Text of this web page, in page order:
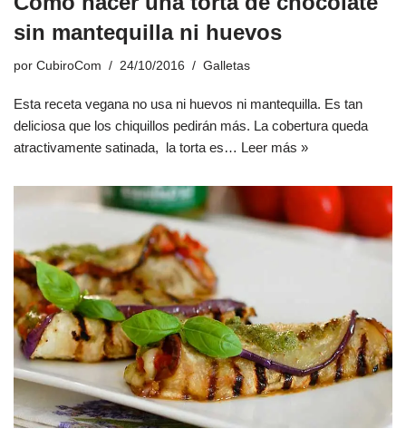
sin mantequilla ni huevos
por CubiroCom 24/10/2016 Galletas
Esta receta vegana no usa ni huevos ni mantequilla. Es tan
deliciosa que los chiquillos pedirán más. La cobertura queda
atractivamente satinada, la torta es… Leer más »